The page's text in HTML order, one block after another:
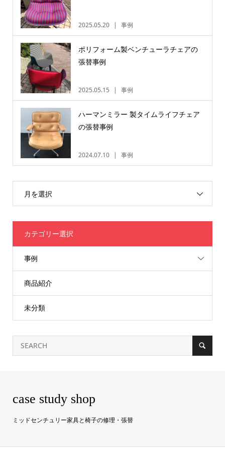
2025.05.20 事例
ポリフォーム製ベンチューラチェアの
張替事例
2025.05.15 事例
ハーマンミラー 製タイムライフチェア
の張替事例
2024.07.10 事例
月を選択
カテゴリー選択
事例
商品紹介
未分類
case study shop
ミッドセンチュリー家具と椅子の修理・張替